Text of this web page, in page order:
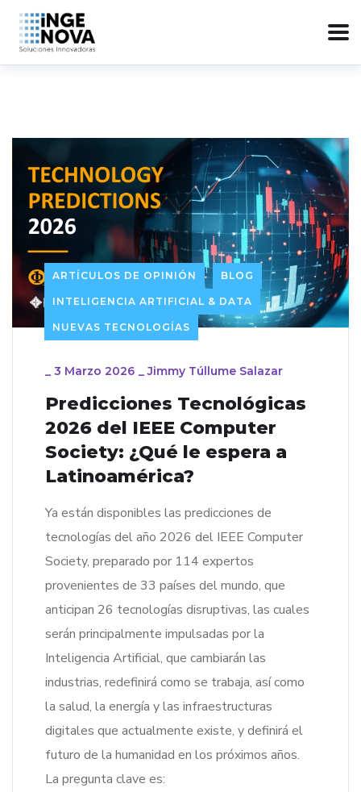
ARTÍCULOS DE OPINIÓN BLOG
INTELIGENCIA ARTIFICIAL & DATA
NUEVAS TECNOLOGÍAS
_ 3 Marzo 2026 _Jimmy Túllume Salazar
Predicciones Tecnológicas
2026 del IEEE Computer
Society: ¿Qué le espera a
Latinoamérica?
Ya están disponibles las predicciones de
tecnologías del año 2026 del IEEE Computer
Society, preparado por 114 expertos
provenientes de 33 países del mundo, que
anticipan 26 tecnologías disruptivas, las cuales
serán principalmente impulsadas por la
Inteligencia Artificial, que cambiarán las
industrias, redefinirá como se trabaja, así como
la salud, la energía y las infraestructuras
digitales que actualmente existe, y definirá el
futuro de la humanidad en los próximos años.
La pregunta clave es: